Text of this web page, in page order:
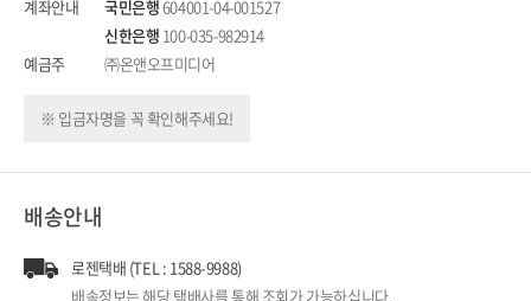
계좌안내 국민은행604001-04-001527
신한은행 100-035-982914
예금주
㈜온앤오프미디어
※ 입금자명을 꼭 확인해주세요!
배송안내
로젠택배 (TEL : 1588-9988)
배송정보는 해당 택배사를 통해 조회가 가능하십니다.